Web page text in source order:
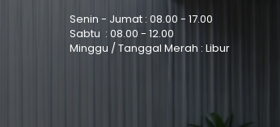
Senin - Jumat : 08.00 - 17.00
Sabtu : 08.00 - 12.00
Minggu / Tanggal Merah : Libur